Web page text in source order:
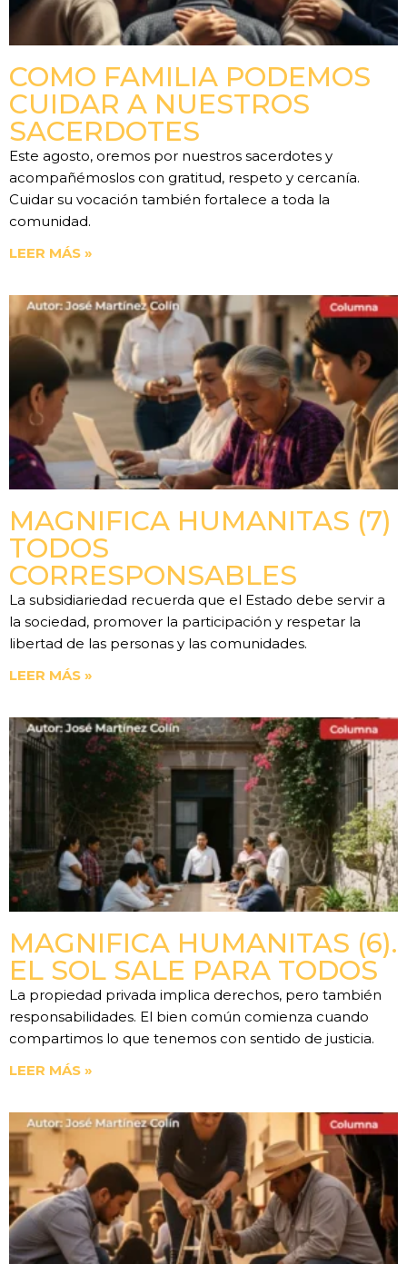
COMO FAMILIA PODEMOS
CUIDAR A NUESTROS
SACERDOTES
Este agosto, oremos por nuestros sacerdotes y
acompañémoslos con gratitud, respeto y cercanía.
Cuidar su vocación también fortalece a toda la
comunidad.
LEER MÁS »
MAGNIFICA HUMANITAS (7)
TODOS
CORRESPONSABLES
La subsidiariedad recuerda que el Estado debe servir a
la sociedad, promover la participación y respetar la
libertad de las personas y las comunidades.
LEER MÁS »
MAGNIFICA HUMANITAS (6).
EL SOL SALE PARA TODOS
La propiedad privada implica derechos, pero también
responsabilidades. El bien común comienza cuando
compartimos lo que tenemos con sentido de justicia.
LEER MÁS »